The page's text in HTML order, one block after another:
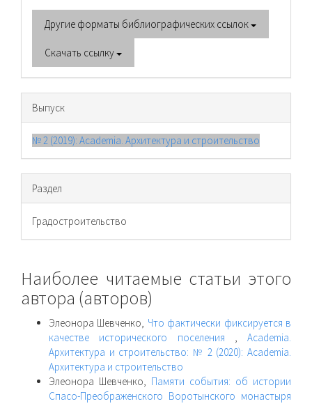
Другие форматы библиографических ссылок
Скачать ссылку
Выпуск
№ 2 (2019): Academia. Архитектура и строительство
Раздел
Градостроительство
Наиболее читаемые статьи этого
автора (авторов)
Элеонора Шевченко, Что фактически фиксируется в
качестве исторического поселения , Academia.
Архитектура и строительство: № 2 (2020): Academia.
Архитектура и строительство
Элеонора Шевченко, Памяти события: об истории
Спасо-Преображенского Воротынского монастыря